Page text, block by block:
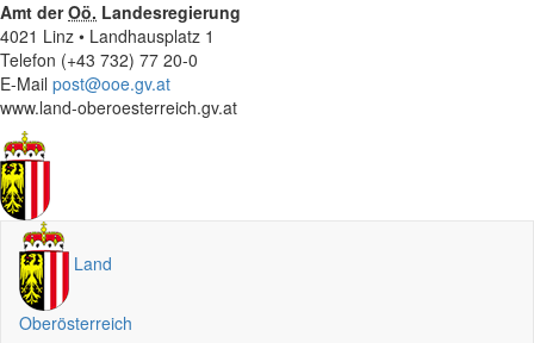
Amt derOö. Landesregierung
4021 Linz • Landhausplatz 1
Telefon (+43 732) 77 20-0
E-Mail post@ooe.gv.at
www.land-oberoesterreich.gv.at
Land
Oberösterreich